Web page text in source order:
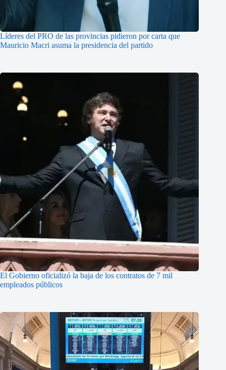
Líderes del PRO de las provincias pidieron por carta que
Mauricio Macri asuma la presidencia del partido
El Gobierno oficializó la baja de los contratos de 7 mil
empleados públicos